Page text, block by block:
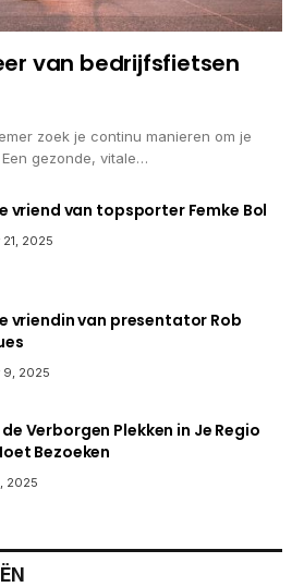
van bedrijfsfietsen
zoek je continu manieren om je
gezonde, vitale…
vriend van topsporter Femke Bol
2025
vriendin van presentator Rob
9, 2025
Verborgen Plekken in Je Regio
Bezoeken
2025